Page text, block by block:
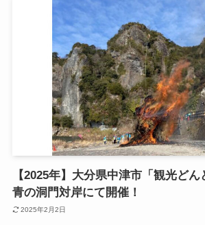
【2025年】大分県中津市「観光どん
青の洞門対岸にて開催！
2025年2月2日